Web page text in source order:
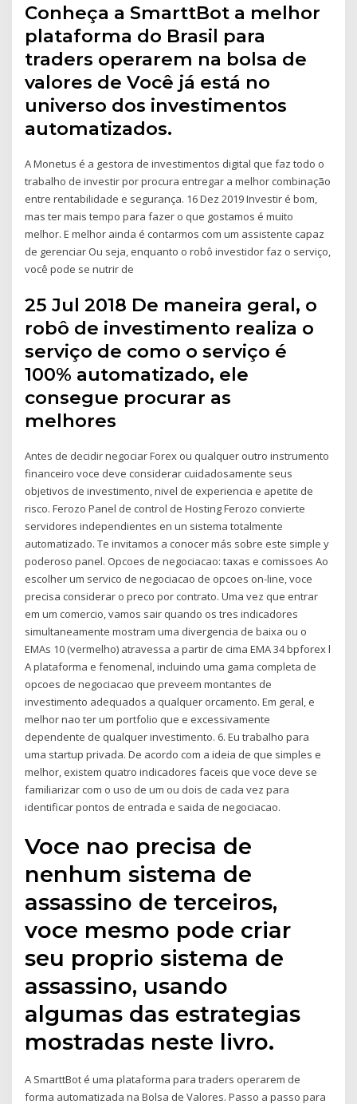
Conheça a SmarttBot a melhor
plataforma do Brasil para
traders operarem na bolsa de
valores de Você já está no
universo dos investimentos
automatizados.
A Monetus é a gestora de investimentos digital que faz todo o
trabalho de investir por procura entregar a melhor combinação
entre rentabilidade e segurança. 16 Dez 2019 Investir é bom,
mas ter mais tempo para fazer o que gostamos é muito
melhor. E melhor ainda é contarmos com um assistente capaz
de gerenciar Ou seja, enquanto o robô investidor faz o serviço,
você pode se nutrir de
25 Jul 2018 De maneira geral, o
robô de investimento realiza o
serviço de como o serviço é
100% automatizado, ele
consegue procurar as
melhores
Antes de decidir negociar Forex ou qualquer outro instrumento
financeiro voce deve considerar cuidadosamente seus
objetivos de investimento, nivel de experiencia e apetite de
risco. Ferozo Panel de control de Hosting Ferozo convierte
servidores independientes en un sistema totalmente
automatizado. Te invitamos a conocer más sobre este simple y
poderoso panel. Opcoes de negociacao: taxas e comissoes Ao
escolher um servico de negociacao de opcoes on-line, voce
precisa considerar o preco por contrato. Uma vez que entrar
em um comercio, vamos sair quando os tres indicadores
simultaneamente mostram uma divergencia de baixa ou o
EMAs 10 (vermelho) atravessa a partir de cima EMA 34 bpforex l
A plataforma e fenomenal, incluindo uma gama completa de
opcoes de negociacao que preveem montantes de
investimento adequados a qualquer orcamento. Em geral, e
melhor nao ter um portfolio que e excessivamente
dependente de qualquer investimento. 6. Eu trabalho para
uma startup privada. De acordo com a ideia de que simples e
melhor, existem quatro indicadores faceis que voce deve se
familiarizar com o uso de um ou dois de cada vez para
identificar pontos de entrada e saida de negociacao.
Voce nao precisa de
nenhum sistema de
assassino de terceiros,
voce mesmo pode criar
seu proprio sistema de
assassino, usando
algumas das estrategias
mostradas neste livro.
A SmarttBot é uma plataforma para traders operarem de
forma automatizada na Bolsa de Valores. Passo a passo para